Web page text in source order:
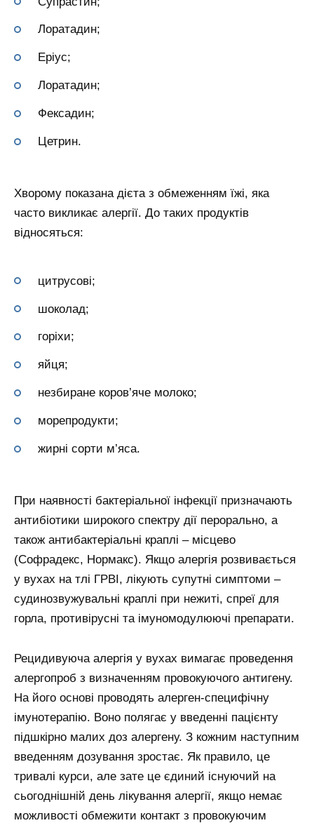
Лоратадин;
Еріус;
Лоратадин;
Фексадин;
Цетрин.
Хворому показана дієта з обмеженням їжі, яка
часто викликає алергії. До таких продуктів
відносяться:
цитрусові;
шоколад;
горіхи;
яйця;
незбиране коров’яче молоко;
морепродукти;
жирні сорти м’яса.
При наявності бактеріальної інфекції призначають
антибіотики широкого спектру дії перорально, а
також антибактеріальні краплі – місцево
(Софрадекс, Нормакс). Якщо алергія розвивається
у вухах на тлі ГРВІ, лікують супутні симптоми –
судинозвужувальні краплі при нежиті, спреї для
горла, противірусні та імуномодулюючі препарати.
Рецидивуюча алергія у вухах вимагає проведення
алергопроб з визначенням провокуючого антигену.
На його основі проводять алерген-специфічну
імунотерапію. Воно полягає у введенні пацієнту
підшкірно малих доз алергену. З кожним наступним
введенням дозування зростає. Як правило, це
тривалі курси, але зате це єдиний існуючий на
сьогоднішній день лікування алергії, якщо немає
можливості обмежити контакт з провокуючим